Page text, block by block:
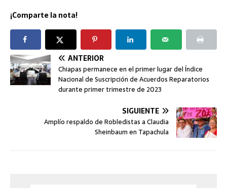
¡Comparte la nota!
ANTERIOR
Chiapas permanece en el primer lugar del Índice
Nacional de Suscripción de Acuerdos Reparatorios
durante primer trimestre de 2023
SIGUIENTE
Amplío respaldo de Robledistas a Claudia
Sheinbaum en Tapachula